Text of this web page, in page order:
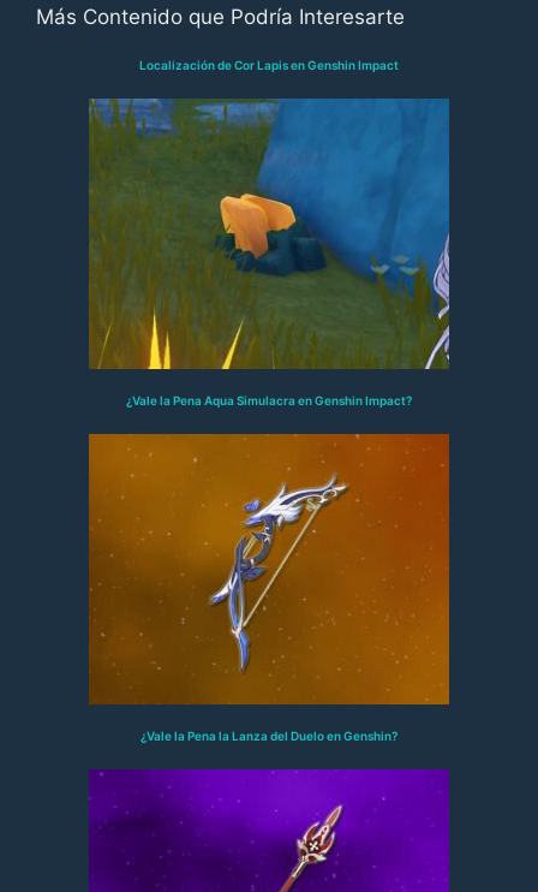
Más Contenido que Podría Interesarte
Localización de Cor Lapis en Genshin Impact
¿Vale la Pena Aqua Simulacra en Genshin Impact?
¿Vale la Pena la Lanza del Duelo en Genshin?